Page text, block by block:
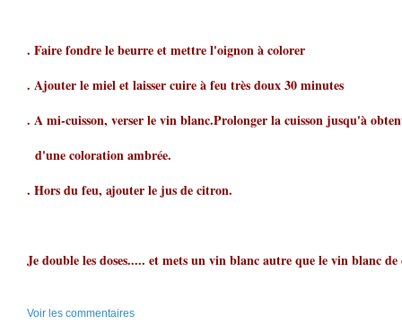
. Faire fondre le beurre et mettre l'oignon à colorer
. Ajouter le miel et laisser cuire à feu très doux 30 minutes
. A mi-cuisson, verser le vin blanc.Prolonger la cuisson jusqu'à
d'une coloration ambrée.
. Hors du feu, ajouter le jus de citron.
Je double les doses..... et mets un vin blanc autre que le vin blanc
Voir les commentaires